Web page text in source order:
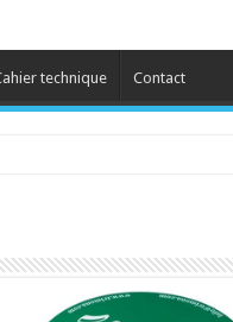
technique Contact